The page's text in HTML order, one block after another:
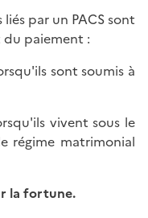
par un PACS sont
du paiement :
sont soumis à
vivent sous le
régime matrimonial
la fortune.